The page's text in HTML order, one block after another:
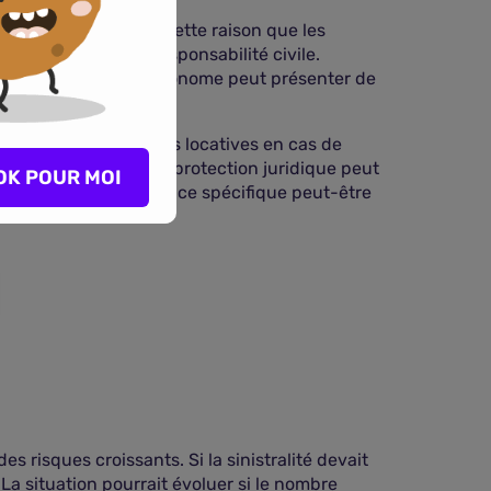
C'est pour cette raison que les
dommages et responsabilité civile.
juridique autonome peut présenter de
aussi les charges locatives en cas de
impayé, comme la protection juridique peut
fois de plus, une police spécifique peut-être
risques croissants. Si la sinistralité devait
situation pourrait évoluer si le nombre
POUR MOI